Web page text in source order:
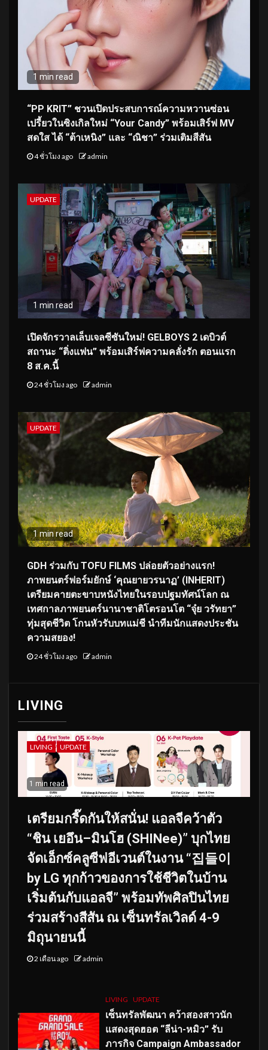
1 min read
“PP KRIT” ชวนเปิดประสบการณ์ความหวานซ่อน
เปรี้ยวในซิงเกิลใหม่ “Your Candy” พร้อมเสิร์ฟ MV
สดใส ได้ “ต้าเหนิง” และ “ณิชา” ร่วมเติมสีสัน
4 ชั่วโมง ago admin
UPDATE
1 min read
เปิดจักรวาลเล็บเจลซีซันใหม่! GELBOYS 2 เดบิวต์
สถานะ “ติ่งแฟน” พร้อมเสิร์ฟความคลั่งรัก ตอนแรก
8 ส.ค.นี้
24 ชั่วโมง ago admin
UPDATE
1 min read
GDH ร่วมกับ TOFU FILMS ปล่อยตัวอย่างแรก!
ภาพยนตร์ฟอร์มยักษ์ ‘คุณยายวรนาฏ’ (INHERIT)
เตรียมคายตะขาบหนังไทยในรอบปฐมทัศน์โลก ณ
เทศกาลภาพยนตร์นานาชาติโตรอนโต “จุ๋ย วรัทยา”
ทุ่มสุดชีวิต โกนหัวรับบทแม่ชี นำทีมนักแสดงประชัน
ความสยอง!
24 ชั่วโมง ago admin
LIVING
LIVING UPDATE
1 min read
เตรียมกรี๊ดกันให้สนั่น! แอลจีคว้าตัว
“ชิน เยอึน–มินโฮ (SHINee)” บุกไทย
จัดเอ็กซ์คลูซีฟอีเวนต์ในงาน “집들이
by LG ทุกก้าวของการใช้ชีวิตในบ้าน
เริ่มต้นกับแอลจี” พร้อมทัพศิลปินไทย
ร่วมสร้างสีสัน ณ เซ็นทรัลเวิลด์ 4-9
มิถุนายนนี้
2 เดือน ago admin
LIVING UPDATE
เซ็นทรัลพัฒนา คว้าสองสาวนัก
แสดงสุดฮอต “ลีน่า-หมิว” รับ
ภารกิจ Campaign Ambassador